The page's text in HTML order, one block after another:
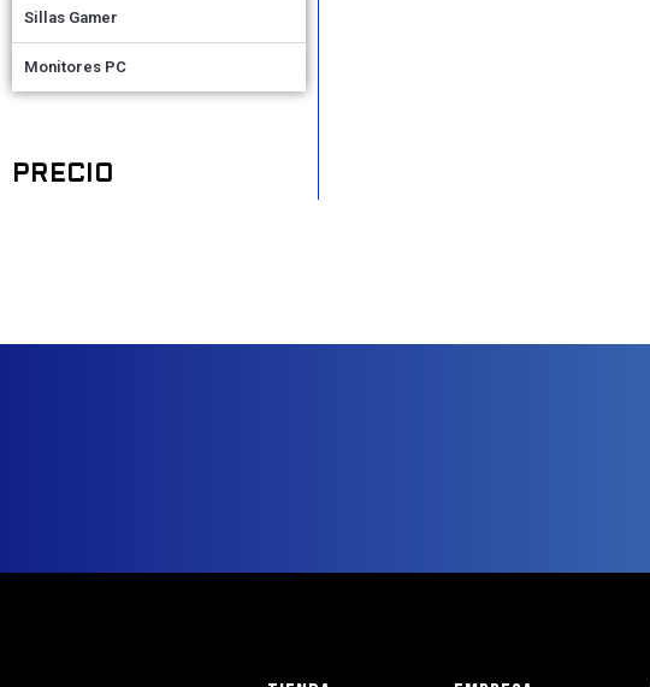
Sillas Gamer
Monitores PC
PRECIO